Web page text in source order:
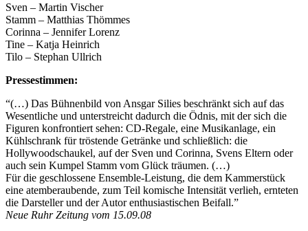
Sven – Martin Vischer
Stamm – Matthias Thömmes
Corinna – Jennifer Lorenz
Tine – Katja Heinrich
Tilo – Stephan Ullrich
Pressestimmen:
“(…) Das Bühnenbild von Ansgar Silies beschränkt sich auf das
Wesentliche und unterstreicht dadurch die Ödnis, mit der sich die
Figuren konfrontiert sehen: CD-Regale, eine Musikanlage, ein
Kühlschrank für tröstende Getränke und schließlich: die
Hollywoodschaukel, auf der Sven und Corinna, Svens Eltern oder
auch sein Kumpel Stamm vom Glück träumen. (…)
Für die geschlossene Ensemble-Leistung, die dem Kammerstück
eine atemberaubende, zum Teil komische Intensität verlieh, ernteten
die Darsteller und der Autor enthusiastischen Beifall.”
Neue Ruhr Zeitung vom 15.09.08